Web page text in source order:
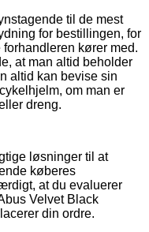
til de mest
for bestillingen, for
kører med.
at man altid beholder
altid kan bevise sin
om man er
dreng.
løsninger til at
køberes
at du evaluerer
Velvet Black
din ordre.